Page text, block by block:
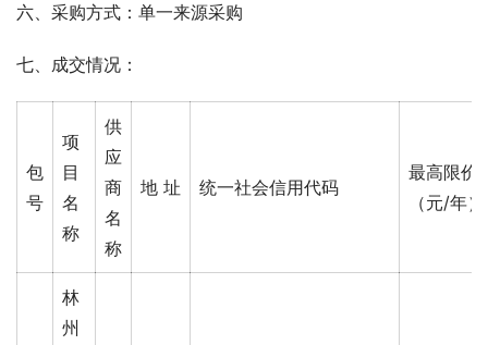
六、采购方式：单一来源采购
七、成交情况：
包
号
项
目
名
称
供
应
商
名
称
地 址 统一社会信用代码
最高限价
（元/年）
林
州